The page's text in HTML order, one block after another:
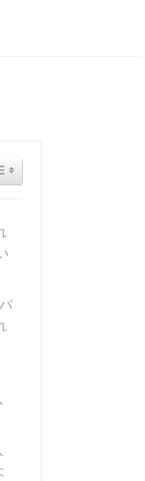
TOGGLE TABLE OF